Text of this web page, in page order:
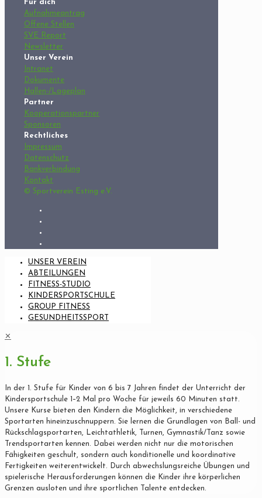
Für dich
Aufnahmeantrag
Offene Stellen
SVE Report
Newsletter
Unser Verein
Intranet
Dokumente
Hallen-/Lageplan
Partner
Kooperationspartner
Sponsoren
Rechtliches
Impressum
Datenschutz
Bankverbindung
Kontakt
© Sportverein Esting e.V.
UNSER VEREIN
ABTEILUNGEN
FITNESS-STUDIO
KINDERSPORTSCHULE
GROUP FITNESS
GESUNDHEITSSPORT
✕
1. Stufe
In der 1. Stufe für Kinder von 6 bis 7 Jahren findet der Unterricht der
Kindersportschule 1–2 Mal pro Woche für jeweils 60 Minuten statt.
Unsere Kurse bieten den Kindern die Möglichkeit, in verschiedene
Sportarten hineinzuschnuppern. Sie lernen die Grundlagen von Ball- und
Rückschlagsportarten, Leichtathletik, Turnen, Gymnastik/Tanz sowie
Trendsportarten kennen. Dabei werden nicht nur die motorischen
Fähigkeiten geschult, sondern auch konditionelle und koordinative
Fertigkeiten weiterentwickelt. Durch abwechslungsreiche Übungen und
spielerische Herausforderungen können die Kinder ihre körperlichen
Grenzen ausloten und ihre sportlichen Talente entdecken.